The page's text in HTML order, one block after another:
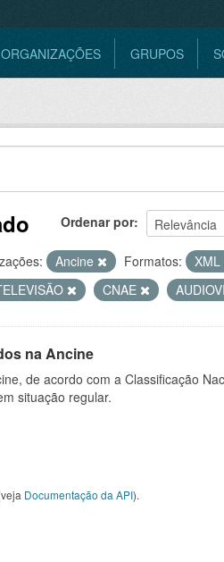
ORGANIZAÇÕES GRUPOS
Ordenar por
Ancine Formatos:
XML
CNAE
na Ancine
de acordo com a Classificação
situação regular.
Documentação da API).